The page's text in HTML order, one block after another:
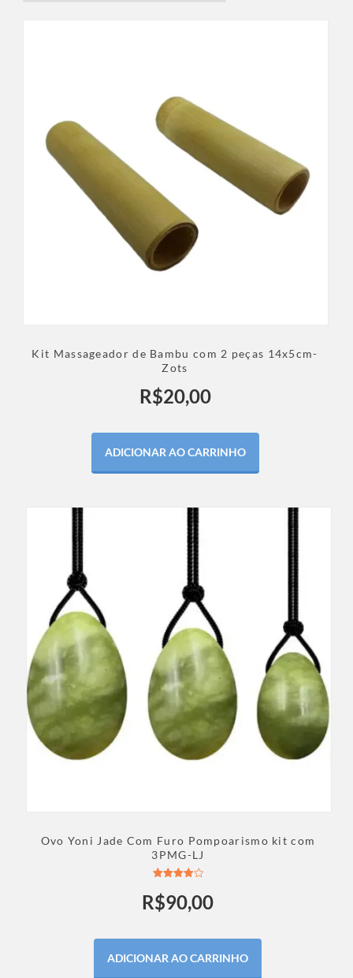
Kit Massageador de Bambu com 2 peças 14x5cm-
Zots
R$20,00
ADICIONAR AO CARRINHO
Ovo Yoni Jade Com Furo Pompoarismo kit com
3PMG-LJ
4.00
de 5
R$90,00
ADICIONAR AO CARRINHO